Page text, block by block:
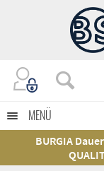
MENÜ
BURGIA